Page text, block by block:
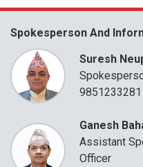
Spokesperson And
Suresh
9851233281
Ganesh
Assistant
Officer